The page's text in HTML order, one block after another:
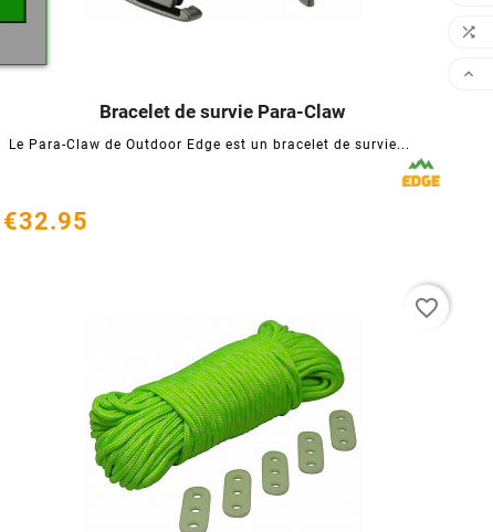
Bracelet de survie Para-Claw
Le Para-Claw de Outdoor Edge est un bracelet de survie...
   
€32.95
favorite_border

